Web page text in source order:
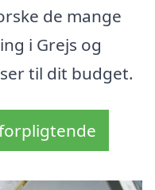
de mange
i Grejs og
til dit budget.